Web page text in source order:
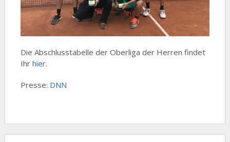
Die Abschlusstabelle der Oberliga der Herren findet
Ihr hier.
Presse: DNN